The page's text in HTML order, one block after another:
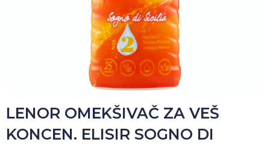
LENOR OMEKŠIVAČ ZA VEŠ
KONCEN. ELISIR SOGNO DI